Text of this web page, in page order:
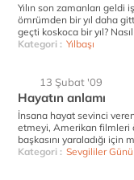
Yılın son zamanları
ömrümden bir yıl daha
geçti koskoca bir yıl?
Kategori : Yılbaşı
13 Şubat '09
Hayatın anlamı
İnsana hayat sevinci
etmeyi, Amerikan filmleri
başkasını yaraladığı için
Kategori : Sevgililer Günü